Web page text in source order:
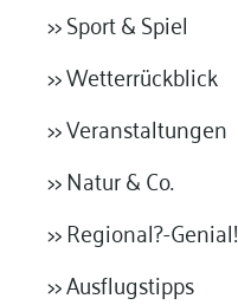
>> Sport & Spiel
>> Wetterrückblick
>> Veranstaltungen
>> Natur & Co.
>> Regional?-Genial!
>> Ausflugstipps